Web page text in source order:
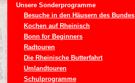
Unsere Sonderprogramme
Besuche in den Häusern des Bundes
Kochen auf Rheinisch
Bonn for Beginners
Radtouren
Die Rheinische Butterfahrt
Umlandtouren
Schulprogramme